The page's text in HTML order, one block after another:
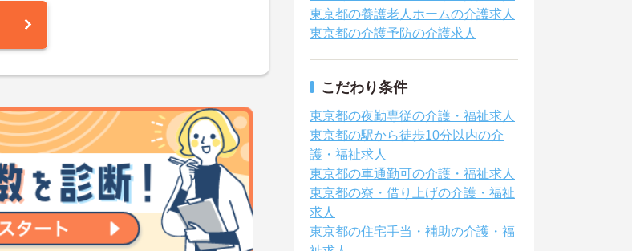
東京都の養護老人ホームの介護求人
東京都の介護予防の介護求人
こだわり条件
東京都の夜勤専従の介護・福祉求人
東京都の駅から徒歩10分以内の介
護・福祉求人
東京都の車通勤可の介護・福祉求人
東京都の寮・借り上げの介護・福祉
求人
東京都の住宅手当・補助の介護・福